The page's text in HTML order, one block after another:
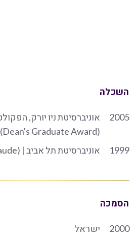
השכלה
2005
(Dean's Graduate Award)
1999
אוניברסיטת תל אביב | LLB (magna cum laude)
הסמכה
2000 ישראל